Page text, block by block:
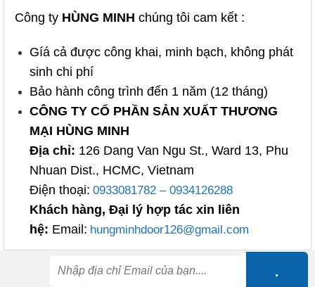
Công ty HÙNG MINH chúng tôi cam kết :
Gíá cả được công khai, minh bạch, không phát
sinh chi phí
Bảo hành công trình đến 1 năm (12 tháng)
CÔNG TY CỔ PHẦN SẢN XUẤT THƯƠNG
MẠI HÙNG MINH
Địa chỉ: 126 Dang Van Ngu St., Ward 13, Phu
Nhuan Dist., HCMC, Vietnam
Điện thoại: 0933081782 – 0934126288
Khách hàng, Đại lý hợp tác xin liên
hệ: Email: hungminhdoor126@gmail.com